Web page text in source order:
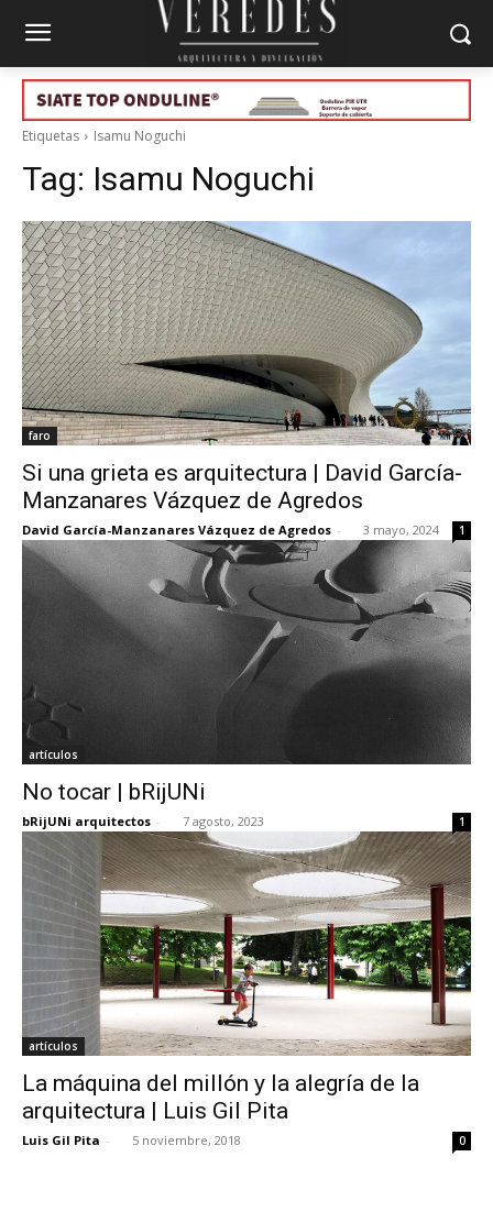
Etiquetas Isamu Noguchi
Tag: Isamu Noguchi
faro
Si una grieta es arquitectura | David García-
Manzanares Vázquez de Agredos
David García-Manzanares Vázquez de Agredos - 3 mayo, 2024 1
artículos
No tocar | bRijUNi
bRijUNi arquitectos - 7 agosto, 2023 1
artículos
La máquina del millón y la alegría de la
arquitectura | Luis Gil Pita
Luis Gil Pita - 5 noviembre, 2018 0